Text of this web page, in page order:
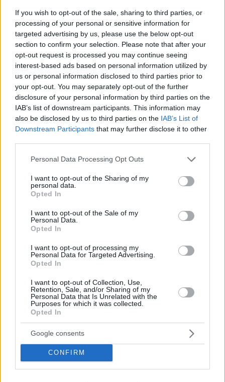
If you wish to opt-out of the sale, sharing to third parties, or
processing of your personal or sensitive information for
targeted advertising by us, please use the below opt-out
section to confirm your selection. Please note that after your
opt-out request is processed you may continue seeing
interest-based ads based on personal information utilized by
us or personal information disclosed to third parties prior to
your opt-out. You may separately opt-out of the further
disclosure of your personal information by third parties on the
IAB’s list of downstream participants. This information may
also be disclosed by us to third parties on the IAB’s List of
Downstream Participants that may further disclose it to other
Please note that this website/app uses one or more Google
not limited to your visit or usage behaviour. You may click to
grant or deny consent to Google and its third-party tags to
use your data for below specified purposes in below Google
consent section.
Personal Data Processing Opt Outs
I want to opt-out of the Sharing of my
personal data.
Opted In
I want to opt-out of the Sale of my
Personal Data.
Opted In
I want to opt-out of processing my
Personal Data for Targeted Advertising.
Opted In
I want to opt-out of Collection, Use,
Retention, Sale, and/or Sharing of my
Personal Data that Is Unrelated with the
Purposes for which it was collected.
Opted In
Google consents
CONFIRM
06.08.2026, 17:38 22
Games
Northern Heights
Best of Network